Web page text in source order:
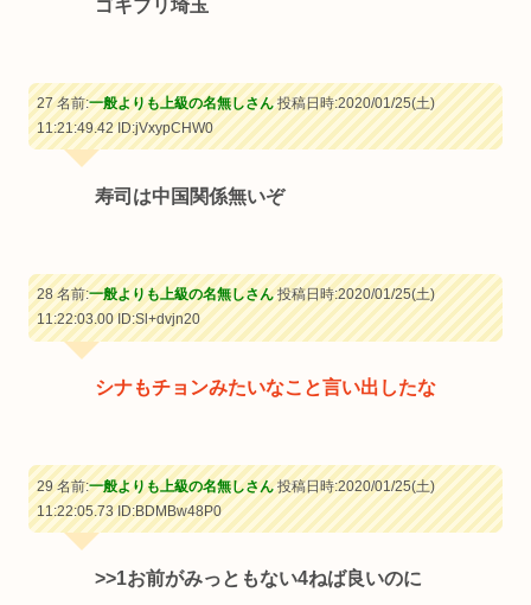
ゴキブリ埼玉
27 名前:一般よりも上級の名無しさん投稿日時:2020/01/25(土)
11:21:49.42ID:jVxypCHW0
寿司は中国関係無いぞ
28 名前:一般よりも上級の名無しさん投稿日時:2020/01/25(土)
11:22:03.00ID:Sl+dvjn20
シナもチョンみたいなこと言い出したな
29 名前:一般よりも上級の名無しさん投稿日時:2020/01/25(土)
11:22:05.73ID:BDMBw48P0
>>1お前がみっともない4ねば良いのに